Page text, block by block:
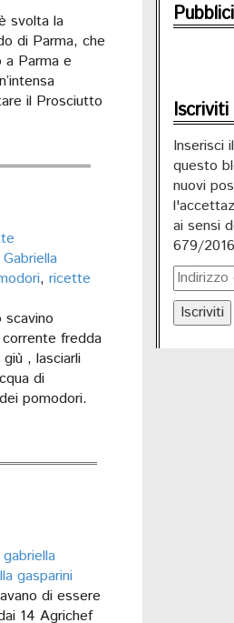
svolta la
di Parma, che
Parma e
il Prosciutto
Gabriella
, ricette
scavino
fredda
, lasciarli
di
pomodori.
gasparini
di essere
14 Agrichef
Inserisci
questo
nuovi
ai sensi
679/
Iscriviti